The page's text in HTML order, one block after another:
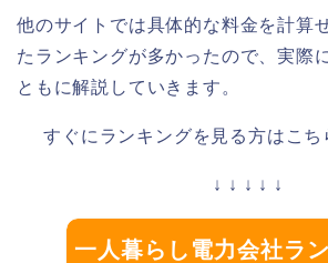
他のサイトでは具体的な料金を計算
たランキングが多かったので、実際
ともに解説していきます。
すぐにランキングを見る方はこち
↓ ↓ ↓ ↓ ↓
一人暮らし電力会社ラ